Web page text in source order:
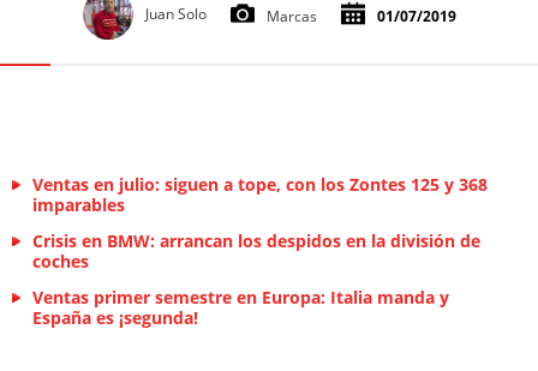
Juan Solo Marcas 01/07/2019
Ventas en julio: siguen a tope, con los Zontes 125 y 368
imparables
Crisis en BMW: arrancan los despidos en la división de
coches
Ventas primer semestre en Europa: Italia manda y
España es ¡segunda!